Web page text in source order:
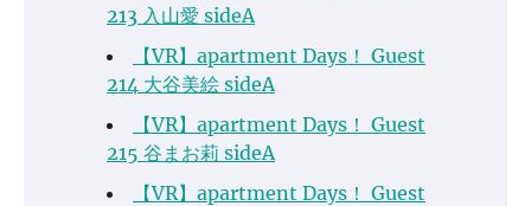
213 入山愛 sideA
【VR】apartment Days！ Guest
214 大谷美絵 sideA
【VR】apartment Days！ Guest
215 谷まお莉 sideA
【VR】apartment Days！ Guest